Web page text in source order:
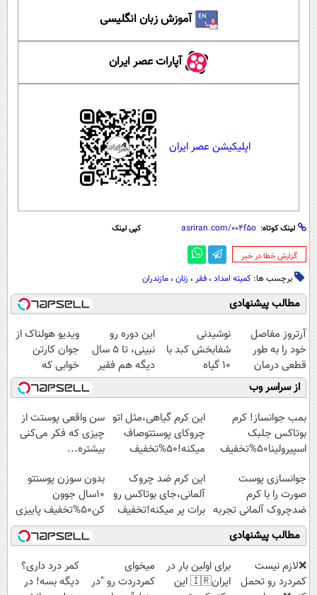
آموزش زبان انگلیسی
آپارات عصر ایران
اپلیکیشن عصر ایران
لینک کوتاه: کپی لینک
‌گزارش خطا در خبر
برچسب ها: کمیته امداد ، فقر ، زنان ، مازندران
مطالب پیشنهادی
آرتروز مفاصل
خود را به طور
قطعی درمان
کنید!
◗پرسش‌نامه◖
نوشیدنی
شفابخش کبد با
10 گیاه
موثر(تخفیف تا
امشب)
این دوره رو
نبینی، تا 5 سال
دیگه هم فقیر
می‌مونی! همین
الان ثبت نام کن
ویدیو هولناک از
جوان کارتن
خوابی که
میلیاردر شد.
آموزش رایگان
از سراسر وب
بمب جوانساز! کرم
بوتاکس جلبک
اسپیرولینا50%تخفیف
این کرم گیاهی،مثل اتو
چروکای پوستتوصاف
میکنه!50%تخفیف
سن واقعی پوستت از
چیزی که فکر می‌کنی
بیشتره...
جوانسازی پوست
صورت را با کرم
ضدچروک آلمانی تجربه
کنید!
این کرم ضد چروک
آلمانی،جای بوتاکس رو
برات پر میکنه!تخفیف
تا امشب
بدون سوزن پوستتو
10سال جوون
کن50%تخفیف پاییزی
مطالب پیشنهادی
❌لازم نیست
کمردرد رو تحمل
برای اولین بار در
ایران🇮🇷 این
میخوای
کمردردت رو "در
کمر درد داری؟
دیگه بسه! در